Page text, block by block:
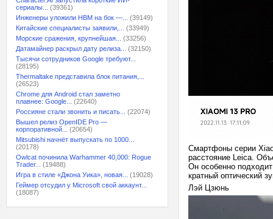
сериалы...
(39361)
Инженеры уложили HBM на бок —...
(39149)
Китайские специалисты заявили,...
(33949)
Морские сражения, крупнейшая...
(33256)
Датамайнер раскрыл дату релиза...
(32150)
Тысячи сотрудников Google требуют...
(28195)
Thermaltake представила блок питания,...
(26523)
Chrome для Android стал заметно
плавнее: Google...
(22640)
Россияне стали звонить и писать...
(22074)
Вышел релиз OpenIDE Pro —
корпоративной...
(20654)
Mitsubishi начнёт выпускать по 1000...
(20178)
Owlcat починила Warhammer 40,000: Rogue
Trader...
(19488)
Игра в стиле «Джона Уика», новая...
(19028)
Геймер отсудил у Microsoft свой аккаунт...
(18087)
Смартфоны серии
расстояние Leica.
Он особенно
кратный оптический
Лэй Цзюнь